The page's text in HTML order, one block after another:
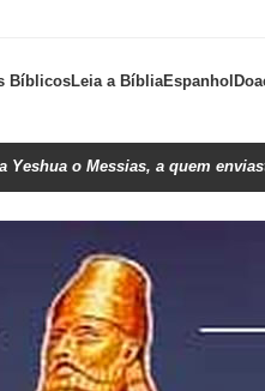
BíblicosLeia a BíbliaEspanhol
o Messias, a quem